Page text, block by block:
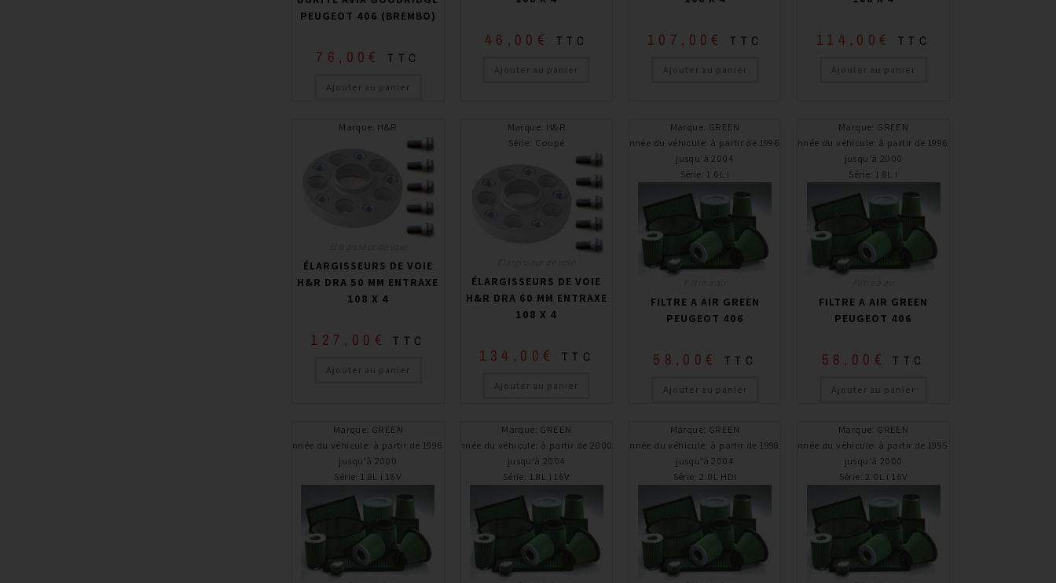
PEUGEOT 406 (BREMBO)
76,00 € TTC
Ajouter au panier
46,00 € TTC
Ajouter au panier
107,00 € TTC
Ajouter au panier
114,00 € TTC
Ajouter au panier
Marque: H&R
ÉLARGISSEURS DE VOIE
H&R DRA 50 MM ENTRAXE
108 X 4
127,00 € TTC
Ajouter au panier
Marque: H&R
Série: Coupé
ÉLARGISSEURS DE VOIE
H&R DRA 60 MM ENTRAXE
108 X 4
134,00 € TTC
Ajouter au panier
Marque: GREEN
Année du véhicule: à partir de 1996 /
jusqu’à 2004
Série:1.6L i
FILTRE A AIR GREEN
PEUGEOT 406
58,00 € TTC
Ajouter au panier
Marque: GREEN
Année du véhicule: à partir de 1996 /
jusqu’à 2000
Série:1.8L i
FILTRE A AIR GREEN
PEUGEOT 406
58,00 € TTC
Ajouter au panier
Marque: GREEN
Année du véhicule: à partir de 1996 /
jusqu’à 2000
Série:1.8L i 16V
Marque: GREEN
Année du véhicule: à partir de 2000 /
jusqu’à 2004
Série: 1.8L i 16V
Marque: GREEN
Année du véhicule: à partir de 1998 /
jusqu’à 2004
Série:2.0L HDI
Marque: GREEN
Année du véhicule: à partir de 1995 /
jusqu’à 2000
Série:2.0L i 16V